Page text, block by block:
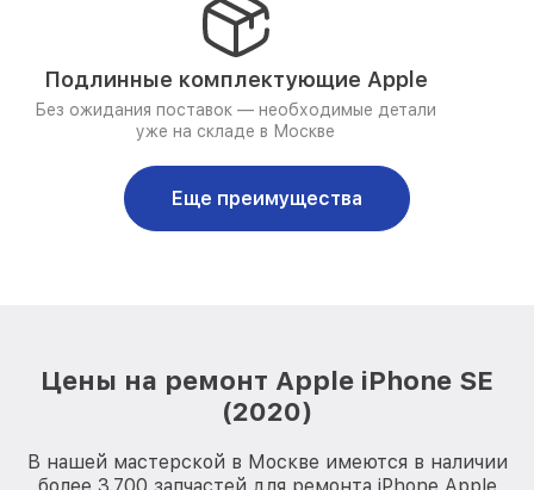
Подлинные комплектующие Apple
Без ожидания поставок — необходимые детали
уже на складе в Москве
Еще преимущества
Цены на ремонт Apple iPhone SE
(2020)
В нашей мастерской в Москве имеются в наличии